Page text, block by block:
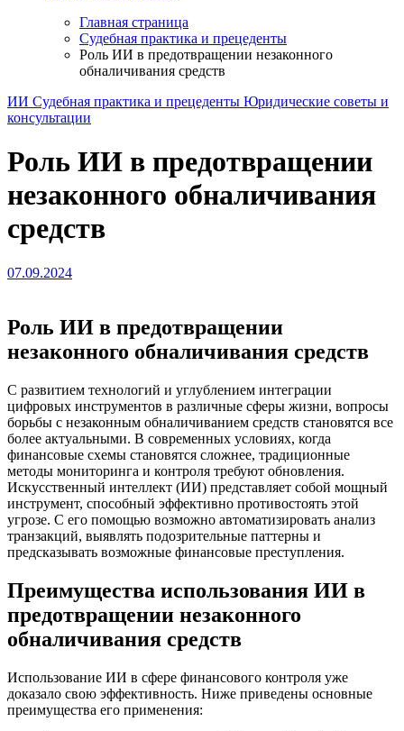
Главная страница
Судебная практика и прецеденты
Роль ИИ в предотвращении незаконного
обналичивания средств
ИИ Судебная практика и прецеденты Юридические советы и
консультации
Роль ИИ в предотвращении
незаконного обналичивания
средств
07.09.2024
Роль ИИ в предотвращении
незаконного обналичивания средств
С развитием технологий и углублением интеграции
цифровых инструментов в различные сферы жизни, вопросы
борьбы с незаконным обналичиванием средств становятся все
более актуальными. В современных условиях, когда
финансовые схемы становятся сложнее, традиционные
методы мониторинга и контроля требуют обновления.
Искусственный интеллект (ИИ) представляет собой мощный
инструмент, способный эффективно противостоять этой
угрозе. С его помощью возможно автоматизировать анализ
транзакций, выявлять подозрительные паттерны и
предсказывать возможные финансовые преступления.
Преимущества использования ИИ в
предотвращении незаконного
обналичивания средств
Использование ИИ в сфере финансового контроля уже
доказало свою эффективность. Ниже приведены основные
преимущества его применения: